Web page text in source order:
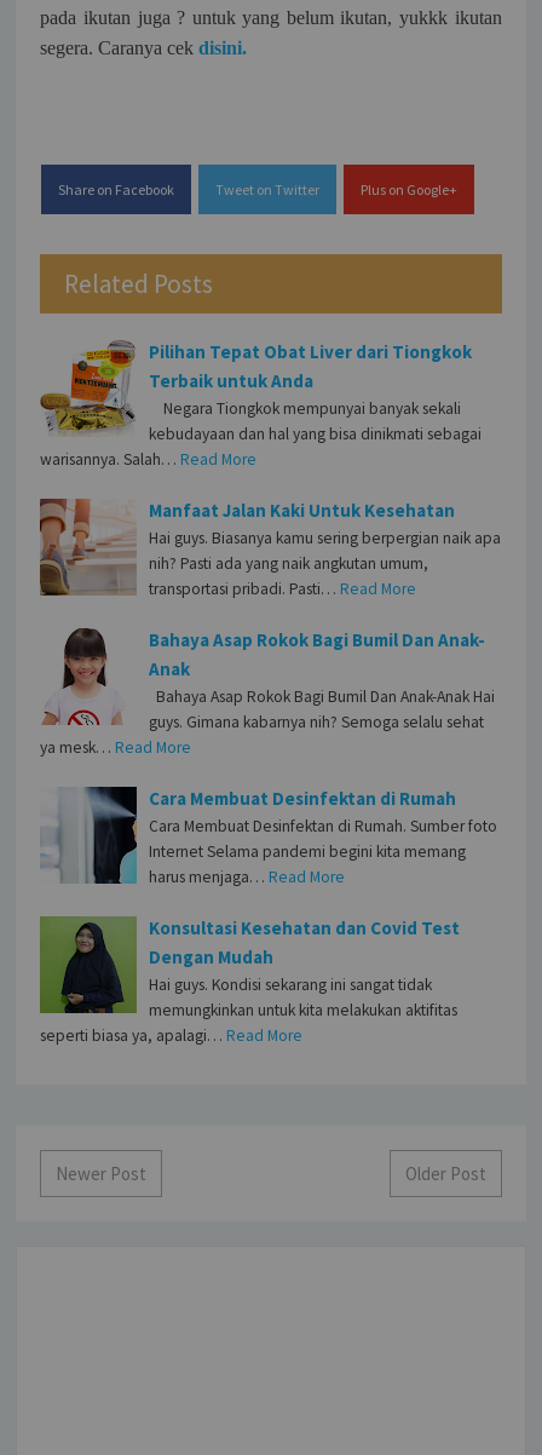
pada ikutan juga ? untuk yang belum ikutan, yukkk ikutan
segera. Caranya cekdisini.
Share on Facebook Tweet on Twitter Plus on Google+
Related Posts
Pilihan Tepat Obat Liver dari Tiongkok
Terbaik untuk Anda
Negara Tiongkok mempunyai banyak sekali
kebudayaan dan hal yang bisa dinikmati sebagai
warisannya. Salah… Read More
Manfaat Jalan Kaki Untuk Kesehatan
Hai guys. Biasanya kamu sering berpergian naik apa
nih? Pasti ada yang naik angkutan umum,
transportasi pribadi. Pasti… Read More
Bahaya Asap Rokok Bagi Bumil Dan Anak-
Anak
Bahaya Asap Rokok Bagi Bumil Dan Anak-Anak Hai
guys. Gimana kabarnya nih? Semoga selalu sehat
ya mesk… Read More
Cara Membuat Desinfektan di Rumah
Cara Membuat Desinfektan di Rumah. Sumber foto
Internet Selama pandemi begini kita memang
harus menjaga… Read More
Konsultasi Kesehatan dan Covid Test
Dengan Mudah
Hai guys. Kondisi sekarang ini sangat tidak
memungkinkan untuk kita melakukan aktifitas
seperti biasa ya, apalagi… Read More
Newer Post Older Post